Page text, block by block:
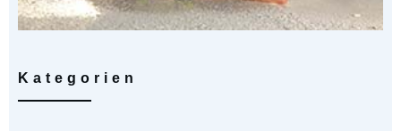
Kategorien